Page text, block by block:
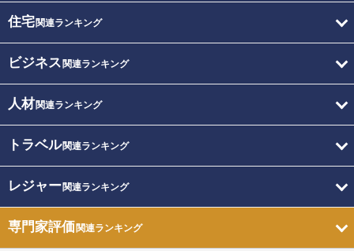
住宅関連ランキング
ビジネス 関連ランキング
人材関連ランキング
トラベル関連ランキング
レジャー関連ランキング
専門家評価関連ランキング